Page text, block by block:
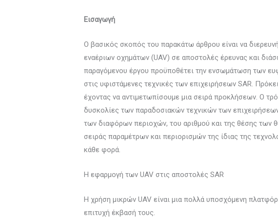
Εισαγωγή
Ο βασικός σκοπός του παρακάτω άρθρου είναι να
εναέριων οχημάτων (UAV) σε αποστολές έρευνας και
παραγόμενου έργου προϋποθέτει την ενσωμάτωση των
στις υφιστάμενες τεχνικές των επιχειρήσεων SAR.
έχοντας να αντιμετωπίσουμε μια σειρά προκλήσεων. Ο
δυσκολίες των παραδοσιακών τεχνικών των
των διαφόρων περιοχών, του αριθμού και της θέσης των
σειράς παραμέτρων και περιορισμών της ίδιας της
κάθε φορά.
Η εφαρμογή των UAV στις αποστολές SAR
Η χρήση μικρών UAV είναι μια πολλά υποσχόμενη
επιτυχή έκβασή τους.